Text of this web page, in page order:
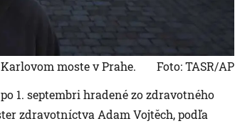
moste v Prahe.
Foto: TASR/AP
1. septembri hradené zo zdravotného
zdravotníctva Adam Vojtěch, podľa